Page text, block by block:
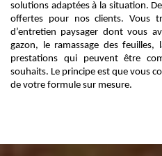
solutions adaptées à la situation.
offertes pour nos clients. Vous
d’entretien paysager dont vous
gazon, le ramassage des
prestations qui peuvent être
souhaits. Le principe est que vous
de votre formule sur mesure.